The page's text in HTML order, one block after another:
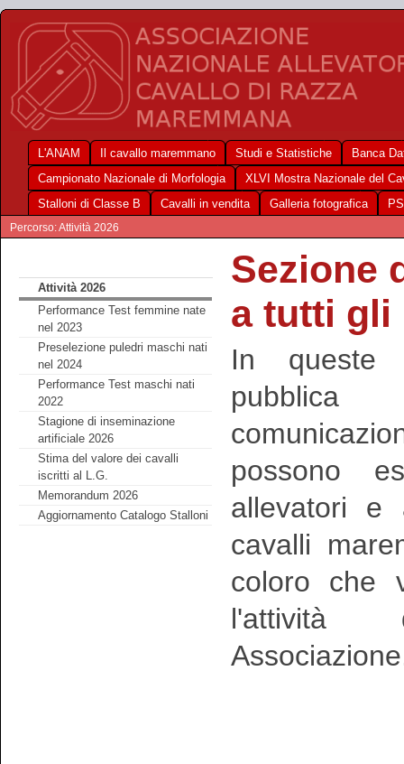
L'ANAM Il cavallo maremmano Studi e Statistiche
Banca
Campionato Nazionale di Morfologia
XLVI Mostra Nazionale del
Stalloni di Classe B
Cavalli in vendita Galleria fotografica
Percorso: Attività 2026
Attività 2026
Performance Test femmine nate
nel 2023
Preselezione puledri maschi nati
nel 2024
Performance Test maschi nati
2022
Stagione di inseminazione
artificiale 2026
Stima del valore dei cavalli
iscritti al L.G.
Memorandum 2026
Aggiornamento Catalogo Stalloni
Sezione
a tutti gli
In queste
possono
allevatori e
cavalli
coloro che
l'attività